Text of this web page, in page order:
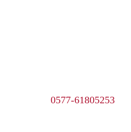
0577-61805253